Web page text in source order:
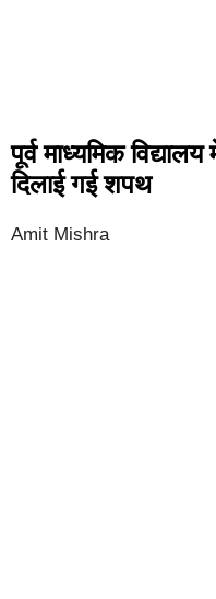
पूर्व माध्यमिक
दिलाई गई शपथ
Amit Mishra